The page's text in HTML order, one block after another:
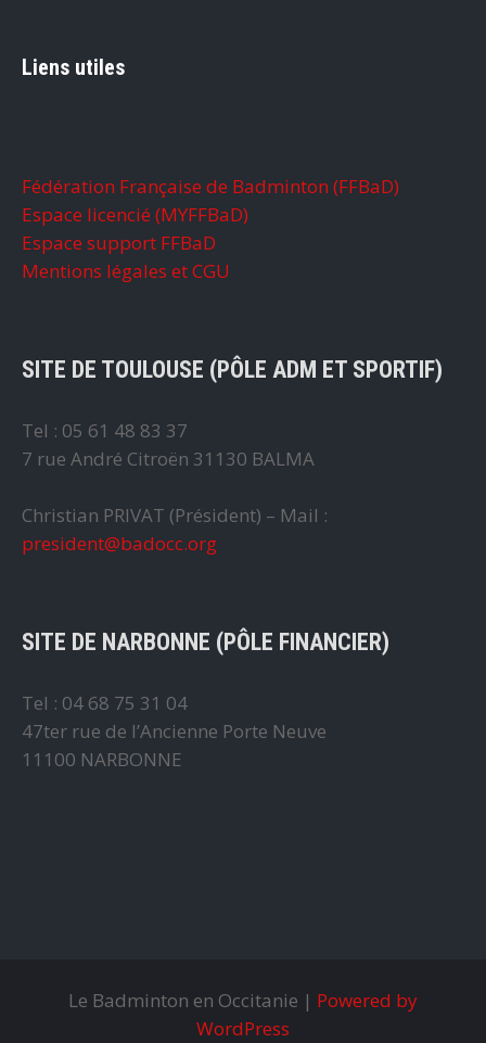
Liens utiles
Fédération Française de Badminton (FFBaD)
Espace licencié (MYFFBaD)
Espace support FFBaD
Mentions légales et CGU
SITE DE TOULOUSE (PÔLE ADM ET SPORTIF)
Tel : 05 61 48 83 37
7 rue André Citroën 31130 BALMA
Christian PRIVAT (Président) – Mail :
president@badocc.org
SITE DE NARBONNE (PÔLE FINANCIER)
Tel : 04 68 75 31 04
47ter rue de l’Ancienne Porte Neuve
11100 NARBONNE
Le Badminton en Occitanie | Powered by
WordPress